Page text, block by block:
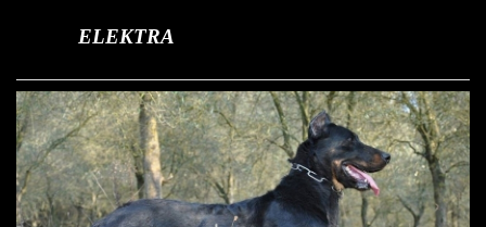
ELEKTRA